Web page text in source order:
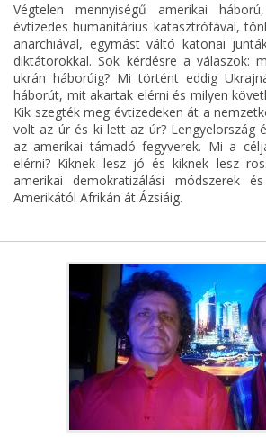
Végtelen mennyiségű amerikai
évtizedes humanitárius katasztrófával,
anarchiával, egymást váltó katonai
diktátorokkal. Sok kérdésre a válaszok:
ukrán háborúig? Mi történt eddig
háborút, mit akartak elérni és milyen
Kik szegték meg évtizedeken át a
volt az úr és ki lett az úr? Lengyelország
az amerikai támadó fegyverek. Mi a
elérni? Kiknek lesz jó és kiknek lesz
amerikai demokratizálási módszerek
Amerikától Afrikán át Ázsiáig.